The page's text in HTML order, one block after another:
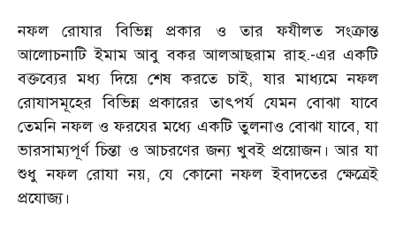
নফল রোযার বিভিন্ন প্রকার ও তার ফযীলত সংক্রান্ত
আলোচনাটি ইমাম আবু বকর আলআছরাম রাহ.-এর একটি
বক্তব্যের মধ্য দিয়ে শেষ করতে চাই, যার মাধ্যমে নফল
রোযাসমূহের বিভিন্ন প্রকারের তাৎপর্য যেমন বোঝা যাবে
তেমনি নফল ও ফরযের মধ্যে একটি তুলনাও বোঝা যাবে, যা
ভারসাম্যপূর্ণ চিন্তা ও আচরণের জন্য খুবই প্রয়োজন। আর যা
শুধু নফল রোযা নয়, যে কোনো নফল ইবাদতের ক্ষেত্রেই
প্রযোজ্য।